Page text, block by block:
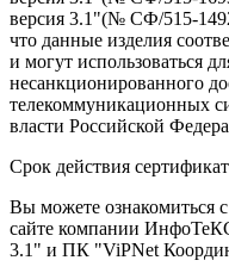
версия 3.1"(№ СФ/515-
что данные изделия
и могут использоваться
несанкционированного
телекоммуникационных
власти Российской
Срок действия
Вы можете ознакомиться
сайте компании
3.1" и ПК "ViPNet